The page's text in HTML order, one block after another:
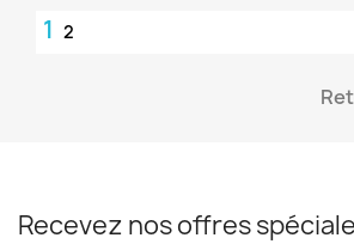
1 2
Recevez nos offres